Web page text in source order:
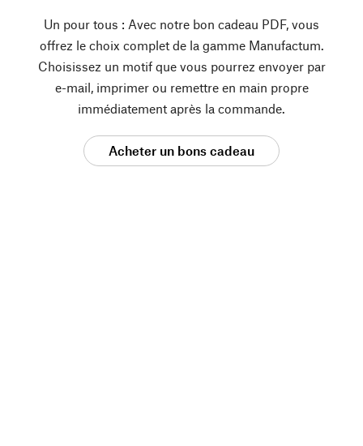
Un pour tous : Avec notre bon cadeau PDF, vous
offrez le choix complet de la gamme Manufactum.
Choisissez un motif que vous pourrez envoyer par
e-mail, imprimer ou remettre en main propre
immédiatement après la commande.
Acheter un bons cadeau